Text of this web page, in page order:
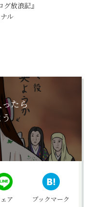
グ放浪記』
ル
たら
ア ブックマーク